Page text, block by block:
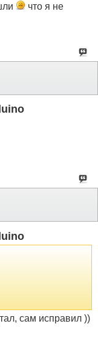
что я не
сам исправил ))